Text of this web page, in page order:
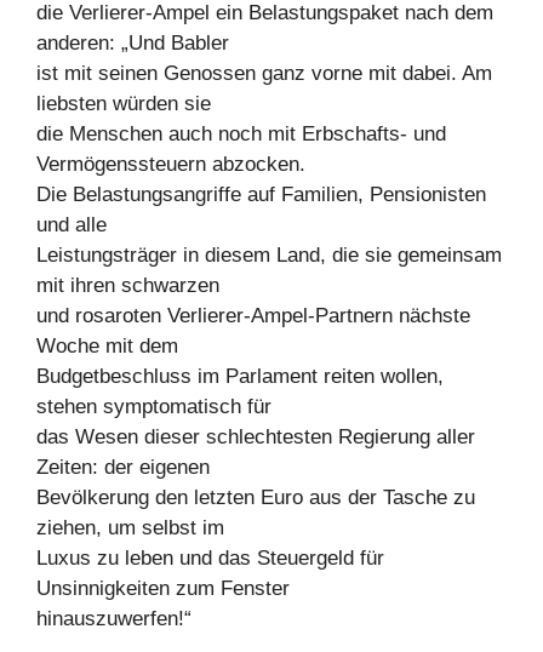
die Verlierer-Ampel ein Belastungspaket nach dem
anderen: „Und Babler
ist mit seinen Genossen ganz vorne mit dabei. Am
liebsten würden sie
die Menschen auch noch mit Erbschafts- und
Vermögenssteuern abzocken.
Die Belastungsangriffe auf Familien, Pensionisten
und alle
Leistungsträger in diesem Land, die sie gemeinsam
mit ihren schwarzen
und rosaroten Verlierer-Ampel-Partnern nächste
Woche mit dem
Budgetbeschluss im Parlament reiten wollen,
stehen symptomatisch für
das Wesen dieser schlechtesten Regierung aller
Zeiten: der eigenen
Bevölkerung den letzten Euro aus der Tasche zu
ziehen, um selbst im
Luxus zu leben und das Steuergeld für
Unsinnigkeiten zum Fenster
hinauszuwerfen!“